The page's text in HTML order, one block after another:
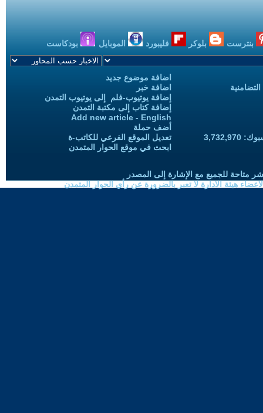
بنترست بلوكر فليبورد الموبايل بودكاست
اضافة موضوع جديد
اضافة خبر
إضافة يوتيوب-فلم إلى يوتيوب التمدن
إضافة كتاب إلى مكتبة التمدن
Add new article - English
أضف حملة
تعديل الموقع الفرعي للكاتب-ة
ابحث في موقع الحوار المتمدن
متاحة للجميع مع الإشارة إلى المصدر
هيئة الادارة لا تعبر بالضرورة عن رأي الحوار المتمدن